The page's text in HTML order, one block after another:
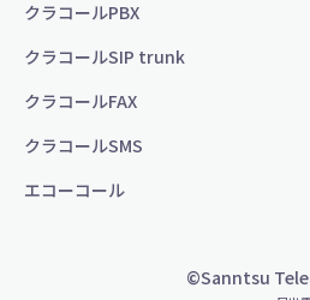
クラコールPBX
クラコールSIP trunk
クラコールFAX
クラコールSMS
エコーコール
©Sanntsu